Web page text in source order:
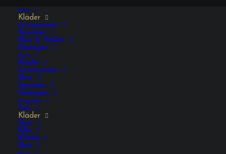
Dam
Kläder
Accessoarer
Smycken
Skor & Väskor
Glasögon
Herr
Kläder
Accessoarer
Skor
Smycken
Glasögon
Ungdom
Tjej
Kläder
Skor
Kille
Kläder
Skor
Red Golden
376,00
Red
Golden